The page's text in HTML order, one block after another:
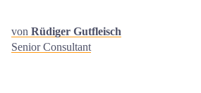
von Rüdiger Gutfleisch
Senior Consultant